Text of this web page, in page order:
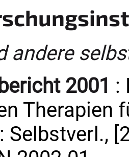
andere
2001 :
Therapien
Selbstverl.,